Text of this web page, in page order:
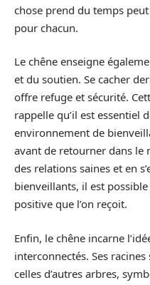
chose prend du temps
pour chacun.
Le chêne enseigne
et du soutien. Se cacher
offre refuge et sécurité.
rappelle qu’il est essentiel
environnement de
avant de retourner dans le
des relations saines et en
bienveillants, il est
positive que l’on reçoit.
Enfin, le chêne incarne
interconnectés. Ses
celles d’autres arbres,